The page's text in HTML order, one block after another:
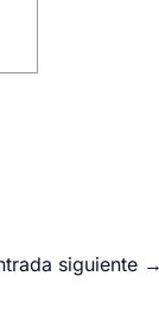
siguiente →